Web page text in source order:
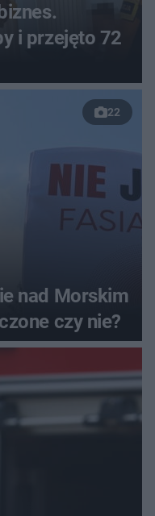
22
nad Morskim
czy nie?